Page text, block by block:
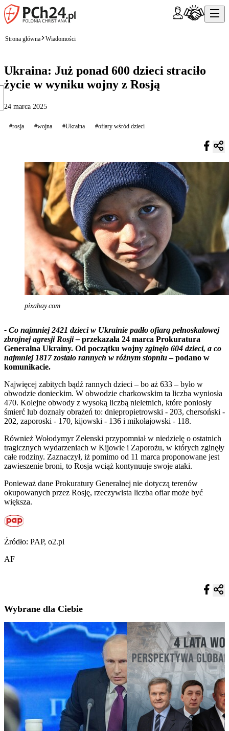
Strona główna Wiadomości
Ukraina: Już ponad 600 dzieci straciło
życie w wyniku wojny z Rosją
24 marca 2025
#rosja #wojna #Ukraina #ofiary wśród dzieci
pixabay.com
- Co najmniej 2421 dzieci w Ukrainie padło ofiarą pełnoskalowej
zbrojnej agresji Rosji – przekazała 24 marca Prokuratura
Generalna Ukrainy. Od początku wojny zginęło 604 dzieci, a co
najmniej 1817 zostało rannych w różnym stopniu– podano w
komunikacie.
Najwięcej zabitych bądź rannych dzieci – bo aż 633 – było w
obwodzie donieckim. W obwodzie charkowskim ta liczba wyniosła
470. Kolejne obwody z wysoką liczbą nieletnich, które poniosły
śmierć lub doznały obrażeń to: dniepropietrowski - 203, chersoński -
202, zaporoski - 170, kijowski - 136 i mikołajowski - 118.
Również Wołodymyr Zełenski przypomniał w niedzielę o ostatnich
tragicznych wydarzeniach w Kijowie i Zaporożu, w których zginęły
całe rodziny. Zaznaczył, iż pomimo od 11 marca proponowane jest
zawieszenie broni, to Rosja wciąż kontynuuje swoje ataki.
Ponieważ dane Prokuratury Generalnej nie dotyczą terenów
okupowanych przez Rosję, rzeczywista liczba ofiar może być
większa.
Źródło: PAP, o2.pl
AF
Wybrane dla Ciebie